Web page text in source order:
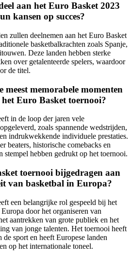
aan het Euro Basket 2023
kansen op succes?
zullen deelnemen aan het Euro Basket
basketbalkrachten zoals Spanje,
Deze landen hebben sterke
over getalenteerde spelers, waardoor
de titel.
meest memorabele momenten
Euro Basket toernooi?
in de loop der jaren vele
zoals spannende wedstrijden,
indrukwekkende individuele prestaties.
beaters, historische comebacks en
stempel hebben gedrukt op het toernooi.
toernooi bijgedragen aan
van basketbal in Europa?
een belangrijke rol gespeeld bij het
door het organiseren van
aantrekken van grote publiek en het
van jonge talenten. Het toernooi heeft
sport en heeft Europese landen
op het internationale toneel.